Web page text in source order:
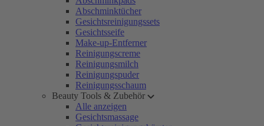
Abschminktücher
Gesichtsreinigungssets
Gesichtsseife
Make-up-Entferner
Reinigungscreme
Reinigungsmilch
Reinigungspuder
Reinigungsschaum
Beauty Tools & Zubehör
Alle anzeigen
Gesichtsmassage